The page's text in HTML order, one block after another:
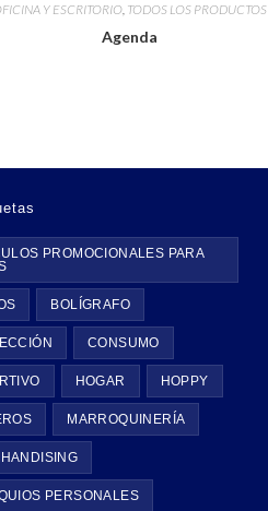
Y ESCRITORIO, TODOS LOS PRODUCTOS
Agenda
PROMOCIONALES PARA
BOLÍGRAFO
CONSUMO
HOGAR HOPPY
MARROQUINERÍA
PERSONALES